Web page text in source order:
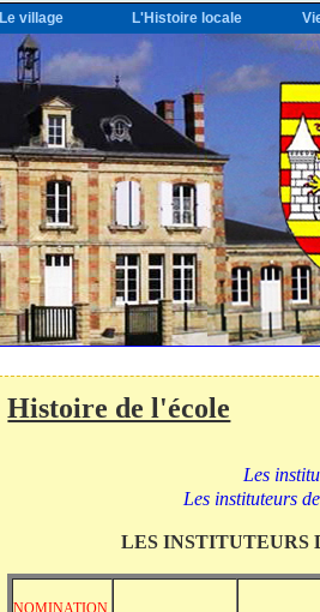
Le village L'Histoire locale
Histoire de l'école
Les
Les instituteurs
LES INSTITUTEURS
NOMINATION